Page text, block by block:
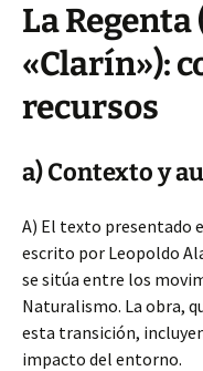
La
«Clarín»):
recursos
a) Contexto y
A) El texto presentado
escrito por Leopoldo
se sitúa entre los
Naturalismo. La obra,
esta transición,
impacto del entorno.